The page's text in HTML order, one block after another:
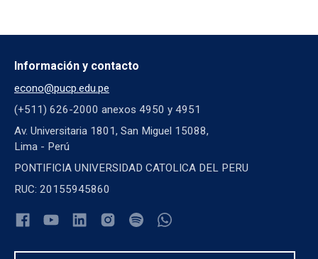
Información y contacto
econo@pucp.edu.pe
(+511) 626-2000 anexos 4950 y 4951
Av. Universitaria 1801, San Miguel 15088,
Lima - Perú
PONTIFICIA UNIVERSIDAD CATOLICA DEL PERU
RUC: 20155945860